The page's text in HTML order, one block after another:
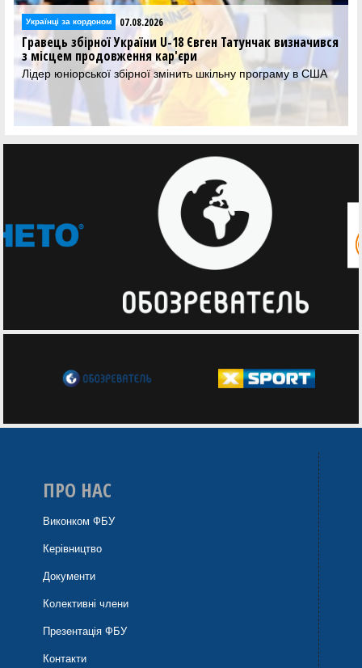
Українці за кордоном 07.08.2026
Гравець збірної України U-18 Євген Татунчак визначився
з місцем продовження кар'єри
Лідер юніорської збірної змінить шкільну програму в США
ПРО НАС
Виконком ФБУ
Керівництво
Документи
Колективні члени
Презентація ФБУ
Контакти